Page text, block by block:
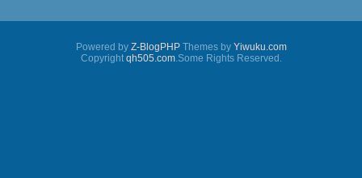
Powered by Z-BlogPHPThemes by Yiwuku.com
Copyright qh505.com.Some Rights Reserved.